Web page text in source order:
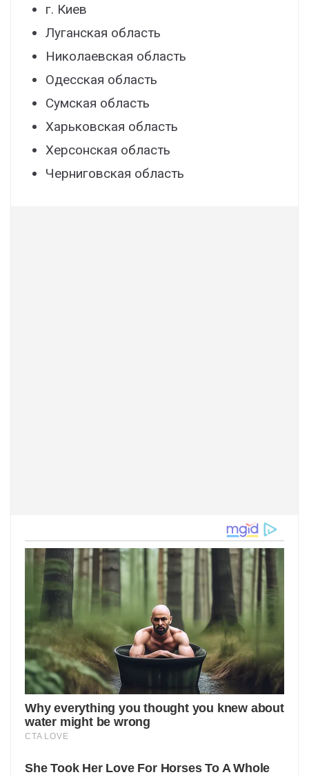
г. Киев
Луганская область
Николаевская область
Одесская область
Сумская область
Харьковская область
Херсонская область
Черниговская область